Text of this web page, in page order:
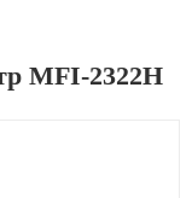
MFI-2322H